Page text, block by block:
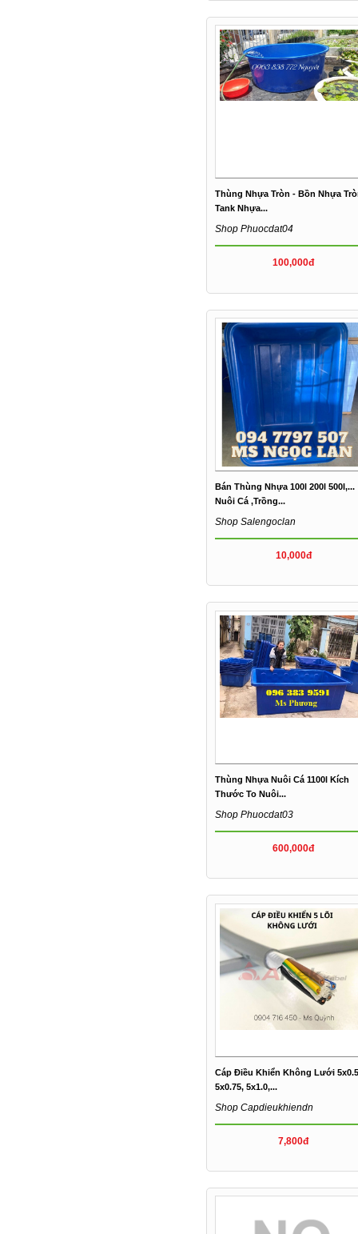
Thùng Nhựa Tròn - Bồn Nhựa
Tank Nhựa...
Shop Phuocdat04
100,000đ
Bán Thùng Nhựa 100l 200l 500l,...
Nuôi Cá ,trồng...
Shop Salengoclan
10,000đ
Thùng Nhựa Nuôi Cá 1100l Kích
Thước To Nuôi...
Shop Phuocdat03
600,000đ
Cáp Điều Khiển Không Lưới
5x0.75, 5x1.0,...
Shop Capdieukhiendn
7,800đ